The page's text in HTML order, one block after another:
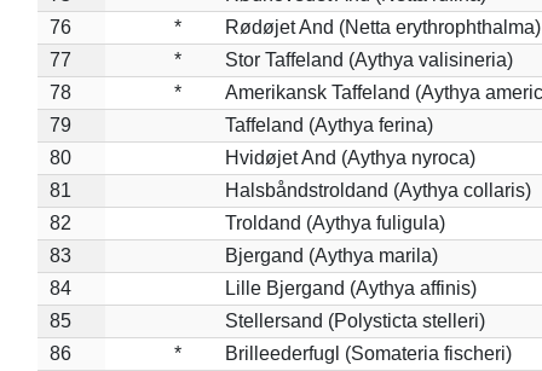
76
*
Rødøjet And (Netta erythrophthalma)
77
*
Stor Taffeland (Aythya valisineria)
78
*
Amerikansk Taffeland (Aythya
79
Taffeland (Aythya ferina)
80
Hvidøjet And (Aythya nyroca)
81
Halsbåndstroldand (Aythya collaris)
82
Troldand (Aythya fuligula)
83
Bjergand (Aythya marila)
84
Lille Bjergand (Aythya affinis)
85
Stellersand (Polysticta stelleri)
86
*
Brilleederfugl (Somateria fischeri)